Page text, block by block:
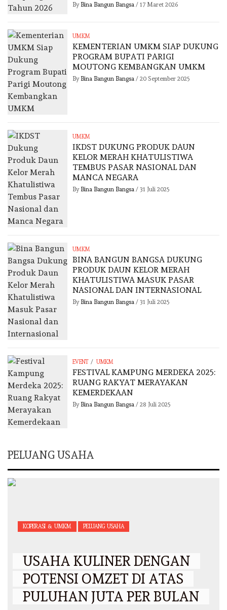
By Bina Bangun Bangsa / 17 Maret 2026
UMKM
KEMENTERIAN UMKM SIAP DUKUNG
PROGRAM BUPATI PARIGI
MOUTONG KEMBANGKAN UMKM
By Bina Bangun Bangsa / 20 September 2025
UMKM
IKDST DUKUNG PRODUK DAUN
KELOR MERAH KHATULISTIWA
TEMBUS PASAR NASIONAL DAN
MANCA NEGARA
By Bina Bangun Bangsa / 31 Juli 2025
UMKM
BINA BANGUN BANGSA DUKUNG
PRODUK DAUN KELOR MERAH
KHATULISTIWA MASUK PASAR
NASIONAL DAN INTERNASIONAL
By Bina Bangun Bangsa / 31 Juli 2025
EVENT / UMKM
FESTIVAL KAMPUNG MERDEKA 2025:
RUANG RAKYAT MERAYAKAN
KEMERDEKAAN
By Bina Bangun Bangsa / 28 Juli 2025
PELUANG USAHA
KOPERASI & UMKM PELUANG USAHA
USAHA KULINER DENGAN
POTENSI OMZET DI ATAS
PULUHAN JUTA PER BULAN